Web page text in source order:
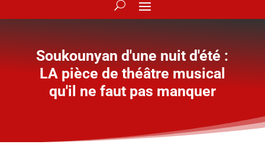
Soukounyan d'une nuit d'été :
LA pièce de théâtre musical
qu'il ne faut pas manquer